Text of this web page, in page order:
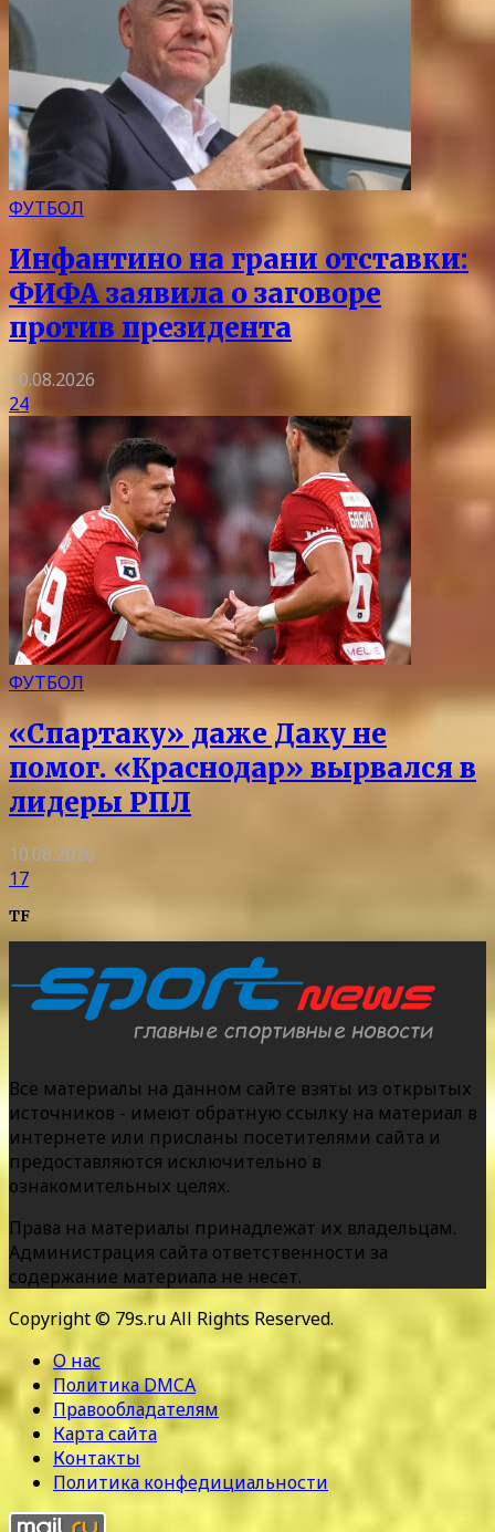
ФУТБОЛ
Инфантино на грани отставки:
ФИФА заявила о заговоре
против президента
10.08.2026
24
ФУТБОЛ
«Спартаку» даже Даку не
помог. «Краснодар» вырвался в
лидеры РПЛ
10.08.2026
17
TF
Все материалы на данном сайте взяты из открытых
источников - имеют обратную ссылку на материал в
интернете или присланы посетителями сайта и
предоставляются исключительно в
ознакомительных целях.
Права на материалы принадлежат их владельцам.
Администрация сайта ответственности за
содержание материала не несет.
Copyright © 79s.ru All Rights Reserved.
О нас
Политика DMCA
Правообладателям
Карта сайта
Контакты
Политика конфедициальности